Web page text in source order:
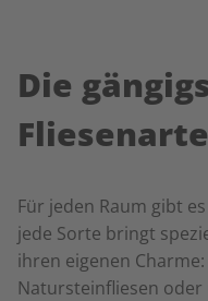
Die
Für jeden Raum gibt
jede Sorte bringt
ihren eigenen
Natursteinfliesen oder